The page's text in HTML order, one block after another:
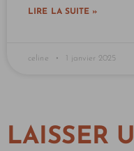
LIRE LA SUITE »
celine 1 janvier 2025
LAISSER